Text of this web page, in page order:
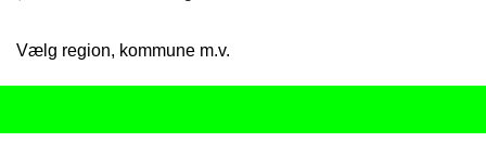
Vælg region, kommune m.v.